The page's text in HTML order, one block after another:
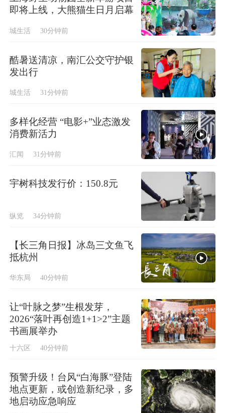
即将上线，大熊猫生日月启幕
城生活 30分钟前
酷暑送清凉，南汇公交守护银
发出行
城生活 31分钟前
多样化经营 “电影+”业态激发
消费新活力
汇闻 31分钟前
宇树科技发行价：150.8元
纵览 34分钟前
【长三角日报】冰岛三文鱼飞
抵杭州
华东局 40分钟前
让“叶脉之梦”生根发芽，
2026“落叶再创造1+1>2”主题
书画展举办
十六区 40分钟前
预警升级！台风“白海豚”登陆
地点更新，或创造新纪录，多
地启动应急响应